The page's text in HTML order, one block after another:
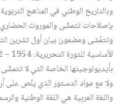
وبالتاريخ الوطني في المناهج
بإصلاحات تتمشّى والموروث الحضاري
وتتمّشى ومضمون بيان أول تشرين
بأيديولوجيتها الخاصة التي لا
ولا مع مواد الدستور الذي ينُص على
واللغة العربية هي اللغة الوطنية